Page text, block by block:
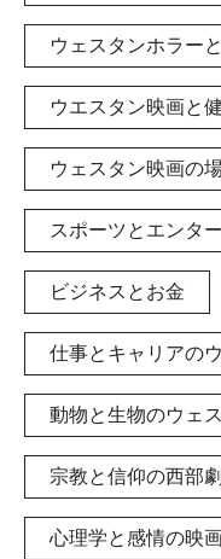
ウェスタンホラー
ウエスタン映画と
ウェスタン映画の
スポーツとエンタ
ビジネスとお金
仕事とキャリアの
動物と生物のウェ
宗教と信仰の西部劇
心理学と感情の映